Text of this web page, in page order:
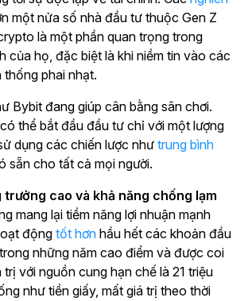
một nửa số nhà đầu tư thuộc Gen Z
là một phần quan trọng trong
của họ, đặc biệt là khi niềm tin vào các
phai nhạt.
Bybit đang giúp cân bằng sân chơi.
thể bắt đầu đầu tư chỉ với một lượng
dụng các chiến lược như trung bình
sẵn cho tất cả mọi người.
trưởng cao và khả năng chống lạm
mang lại tiềm năng lợi nhuận mạnh
động tốt hơn hầu hết các khoản đầu
những năm cao điểm và được coi
với nguồn cung hạn chế là 21 triệu
như tiền giấy, mất giá trị theo thời